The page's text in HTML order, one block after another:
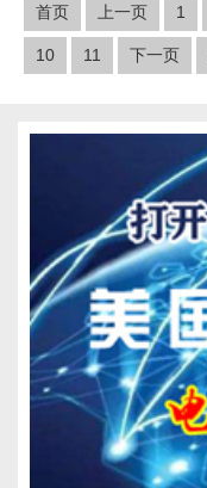
首页 上一页 1
10 11 下一页